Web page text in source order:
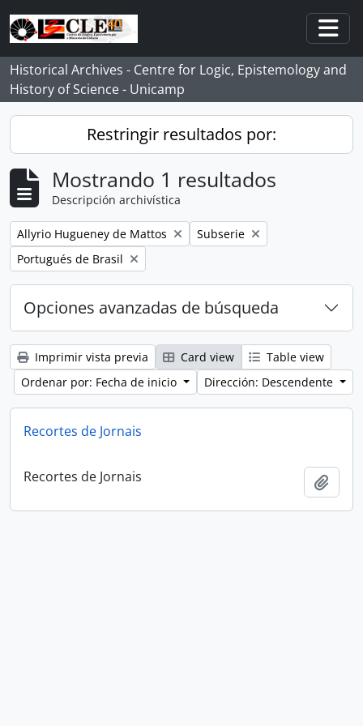
Skip to main content
Historical Archives - Centre for Logic, Epistemology and
History of Science - Unicamp
Restringir resultados por:
Mostrando 1 resultados
Descripción archivística
Remove filter:
Allyrio Hugueney de Mattos Remove filter:
Subserie
Remove filter:
Portugués de Brasil
Opciones avanzadas de búsqueda
Imprimir vista previa Card view
Table view
Ordenar por: Fecha de inicio
Dirección: Descendente
Recortes de Jornais
Recortes de Jornais